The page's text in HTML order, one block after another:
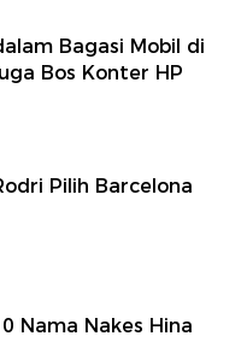
Bagasi Mobil di
Bos Konter HP
Pilih Barcelona
Nama Nakes Hina